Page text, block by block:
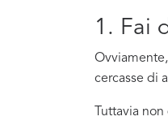
1. Fai
cercasse di
Tuttavia